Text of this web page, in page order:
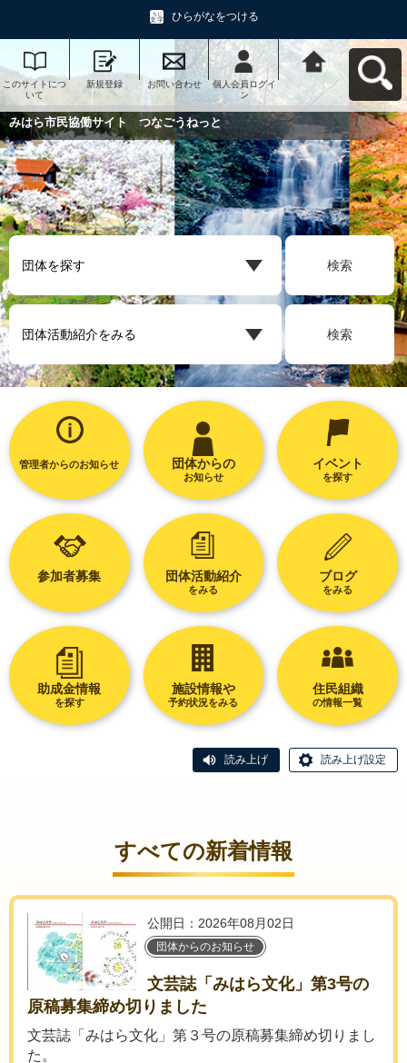
ひらがなをつける
このサイトにつ
いて
新規登録 お問い合わせ
個人会員ログイ
ン
みはら市民協働
サイト つなご
うねっとへ戻る
みはら市民協働サイト つなごうねっと
検索
検索
管理者からのお知らせ 団体からの
お知らせ
イベント
を探す
参加者募集 団体活動紹介
をみる
ブログ
をみる
助成金情報
を探す
施設情報や
予約状況をみる
住民組織
の情報一覧
読み上げ 読み上げ設定
すべての新着情報
公開日：2026年08月02日
団体からのお知らせ
文芸誌「みはら文化」第3号の
原稿募集締め切りました
文芸誌「みはら文化」第３号の原稿募集締め切りまし
た。